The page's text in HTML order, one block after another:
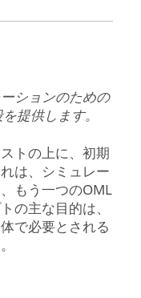
ションのための
提供します。
トの上に、初期
は、シミュレー
もう一つのOML
の主な目的は、
で必要とされる